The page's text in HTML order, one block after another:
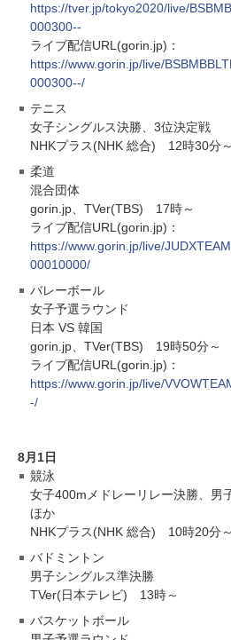
https://tver.jp/tokyo2020/live/
000300--
ライブ配信URL(gorin.jp)：
https://www.gorin.jp/live/
000300--/
テニス
女子シングルス決勝、3位決定戦
NHKプラス(NHK 総合) 12時30分
柔道
混合団体
gorin.jp、TVer(TBS) 17時～
ライブ配信URL(gorin.jp)：
https://www.gorin.jp/live/
00010000/
バレーボール
女子予選ラウンド
日本 VS 韓国
gorin.jp、TVer(TBS) 19時50分～
ライブ配信URL(gorin.jp)：
https://www.gorin.jp/live/
-/
8月1日
競泳
女子400mメドレーリレー決勝、男
ほか
NHKプラス(NHK 総合) 10時20分～
バドミントン
男子シングルス準決勝
TVer(日本テレビ) 13時～
バスケットボール